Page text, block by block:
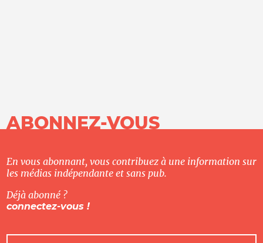
ABONNEZ-VOUS
En vous abonnant, vous contribuez à une information sur
les médias indépendante et sans pub.
Déjà abonné ?
connectez-vous !